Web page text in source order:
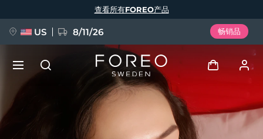
查看所有FOREO产品
US 8/11/26 畅销品
登录
BREAKING NEWS
语言